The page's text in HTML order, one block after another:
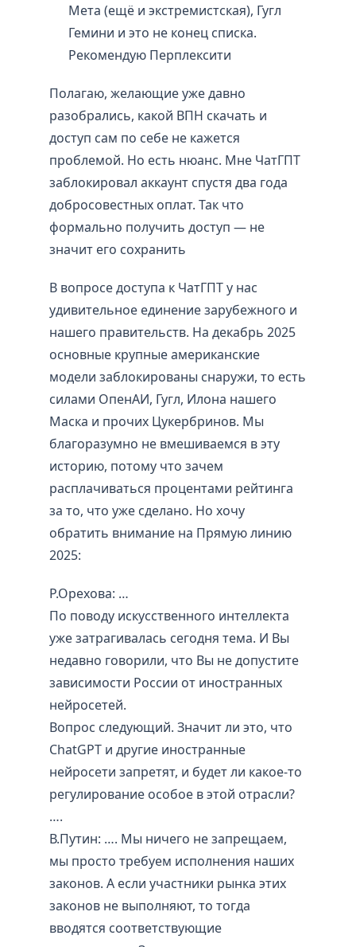
Мета (ещё и экстремистская), Гугл
Гемини и это не конец списка.
Рекомендую Перплексити
Полагаю, желающие уже давно
разобрались, какой ВПН скачать и
доступ сам по себе не кажется
проблемой. Но есть нюанс. Мне ЧатГПТ
заблокировал аккаунт спустя два года
добросовестных оплат. Так что
формально получить доступ — не
значит его сохранить
В вопросе доступа к ЧатГПТ у нас
удивительное единение зарубежного и
нашего правительств. На декабрь 2025
основные крупные американские
модели заблокированы снаружи, то есть
силами ОпенАИ, Гугл, Илона нашего
Маска и прочих Цукербринов. Мы
благоразумно не вмешиваемся в эту
историю, потому что зачем
расплачиваться процентами рейтинга
за то, что уже сделано. Но хочу
обратить внимание на Прямую линию
2025:
Р.Орехова: …
По поводу искусственного интеллекта
уже затрагивалась сегодня тема. И Вы
недавно говорили, что Вы не допустите
зависимости России от иностранных
нейросетей.
Вопрос следующий. Значит ли это, что
ChatGPT и другие иностранные
нейросети запретят, и будет ли какое-то
регулирование особое в этой отрасли?
….
В.Путин: …. Мы ничего не запрещаем,
мы просто требуем исполнения наших
законов. А если участники рынка этих
законов не выполняют, то тогда
вводятся соответствующие